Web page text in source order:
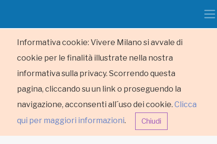
Informativa cookie: Vivere Milano si avvale di
cookie per le finalità illustrate nella nostra
informativa sulla privacy. Scorrendo questa
pagina, cliccando su un link o proseguendo la
navigazione, acconsenti all´uso dei cookie. Clicca
qui per maggiori informazioni. Chiudi